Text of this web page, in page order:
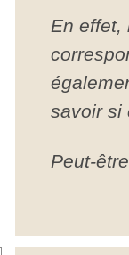
En effet,
savoir si
Peut-